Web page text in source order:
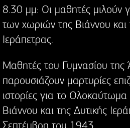
8.30 μμ: Οι μαθητές μιλούν
των χωριών της Βιάννου και
Ιεράπετρας.
Μαθητές του Γυμνασίου της
παρουσιάζουν μαρτυρίες
ιστορίες για το
Βιάννου και της Δυτικής